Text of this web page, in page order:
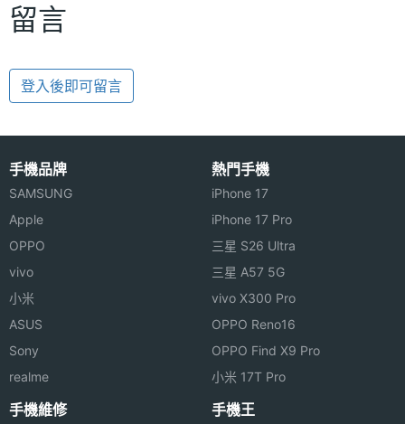
留言
登入後即可留言
手機品牌
SAMSUNG
Apple
OPPO
vivo
小米
ASUS
Sony
realme
熱門手機
iPhone 17
iPhone 17 Pro
三星 S26 Ultra
三星 A57 5G
vivo X300 Pro
OPPO Reno16
OPPO Find X9 Pro
小米 17T Pro
手機維修 手機王